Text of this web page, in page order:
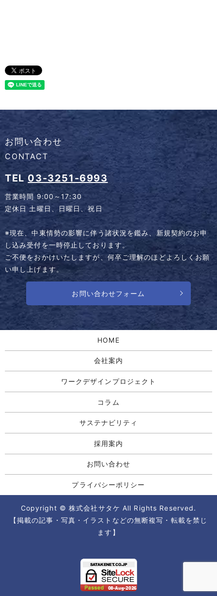
お問い合わせ
CONTACT
TEL 03-3251-6993
営業時間 9:00～17:30
定休日 土曜日、日曜日、祝日
※現在、中東情勢の影響に伴う諸状況を鑑み、新規契約のお申
し込み受付を一時停止しております。
ご不便をおかけいたしますが、何卒ご理解のほどよろしくお願
い申し上げます。
お問い合わせフォーム
HOME
会社案内
ワークデザインプロジェクト
コラム
サステナビリティ
採用案内
お問い合わせ
プライバシーポリシー
Copyright © 株式会社サタケ All Rights Reserved.
【掲載の記事・写真・イラストなどの無断複写・転載を禁じ
ます】